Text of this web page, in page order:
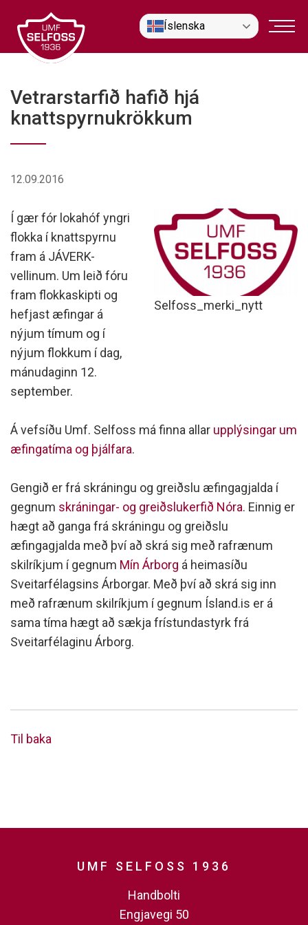
efni
Íslenska
Vetrarstarfið hafið hjá
knattspyrnukrökkum
12.09.2016
Selfoss_merki_nytt
Í gær fór lokahóf yngri
flokka í knattspyrnu
fram á JÁVERK-
vellinum. Um leið fóru
fram flokkaskipti og
hefjast æfingar á
nýjum tímum og í
nýjum flokkum í dag,
mánudaginn 12.
september.
Á vefsíðu Umf. Selfoss má finna allar upplýsingar um
æfingatíma og þjálfara.
Gengið er frá skráningu og greiðslu æfingagjalda í
gegnum skráningar- og greiðslukerfið Nóra. Einnig er
hægt að ganga frá skráningu og greiðslu
æfingagjalda með því að skrá sig með rafrænum
skilríkjum í gegnum Mín Árborg á heimasíðu
Sveitarfélagsins Árborgar. Með því að skrá sig inn
með rafrænum skilríkjum í gegnum Ísland.is er á
sama tíma hægt að sækja frístundastyrk frá
Sveitarfélaginu Árborg.
Til baka
UMF SELFOSS 1936
Handbolti
Engjavegi 50